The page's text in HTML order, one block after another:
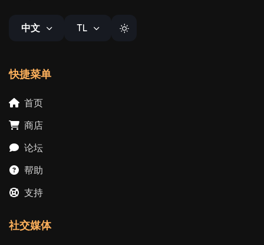
中文 TL
快捷菜单
首页
商店
论坛
帮助
支持
社交媒体